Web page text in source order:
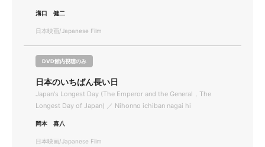
溝口 健二
日本映画/Japanese Film
DVD館内視聴のみ
日本のいちばん長い日
Japan's Longest Day (The Emperor and the General，The
Longest Day of Japan) ／ Nihonno ichiban nagai hi
岡本 喜八
日本映画/Japanese Film